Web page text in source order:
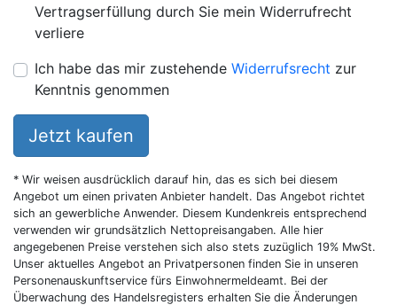
Vertragserfüllung durch Sie mein Widerrufrecht
verliere
Ich habe das mir zustehende Widerrufsrecht zur
Kenntnis genommen
Jetzt kaufen
* Wir weisen ausdrücklich darauf hin, das es sich bei diesem
Angebot um einen privaten Anbieter handelt. Das Angebot richtet
sich an gewerbliche Anwender. Diesem Kundenkreis entsprechend
verwenden wir grundsätzlich Nettopreisangaben. Alle hier
angegebenen Preise verstehen sich also stets zuzüglich 19% MwSt.
Unser aktuelles Angebot an Privatpersonen finden Sie in unseren
Personenauskunftservice fürs Einwohnermeldeamt. Bei der
Überwachung des Handelsregisters erhalten Sie die Änderungen